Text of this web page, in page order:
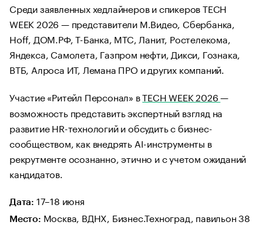
Среди заявленных хедлайнеров и спикеров TECH
WEEK 2026 — представители М.Видео, Сбербанка,
Hoff, ДОМ.РФ, Т-Банка, МТС, Ланит, Ростелекома,
Яндекса, Самолета, Газпром нефти, Дикси, Гознака,
ВТБ, Алроса ИТ, Лемана ПРО и других компаний.
Участие «Ритейл Персонал» вTECH WEEK 2026—
возможность представить экспертный взгляд на
развитие HR-технологий и обсудить с бизнес-
сообществом, как внедрять AI-инструменты в
рекрутменте осознанно, этично и с учетом ожиданий
кандидатов.
Дата: 17–18 июня
Место: Москва, ВДНХ, Бизнес.Техноград, павильон 38